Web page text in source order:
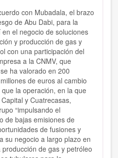
con Mubadala, el brazo
de Abu Dabi, para la
el negocio de soluciones
y producción de gas y
con una participación del
a la CNMV, que
ha valorado en 200
de euros al cambio
la operación, en la que
y Cuatrecasas,
“impulsando el
de bajas emisiones de
de fusiones y
su negocio a largo plazo en
de gas y petróleo